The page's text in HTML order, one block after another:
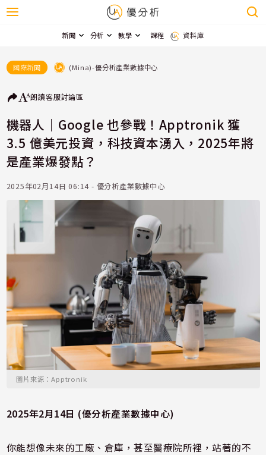
新聞 分析 教學 課程 資料庫
國際新聞 (Mina)-優分析產業數據中心
朗讀客服討論區
機器人｜Google 也參戰！Apptronik 獲
3.5 億美元投資，科技資本湧入，2025年將
是產業爆發點？
2025年02月14日 06:14 - 優分析產業數據中心
圖片來源：Apptronik
2025年2月14日 (優分析產業數據中心)
你能想像未來的工廠、倉庫，甚至醫療院所裡，站著的不